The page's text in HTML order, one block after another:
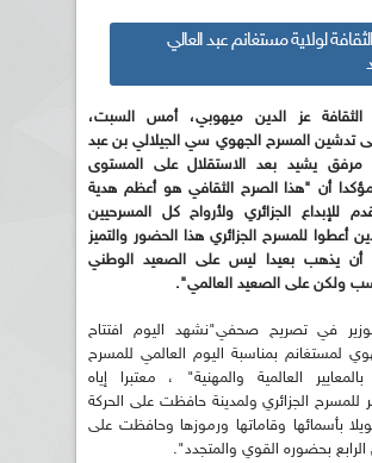
لولاية مستغانم عبد العالي
عز الدين ميهوبي، أمس السبت،
تدشين المسرح الجهوي سي الجيلالي بن عبد
مرفق يشيد بعد الاستقلال على المستوى
أن "هذا الصرح الثقافي هو أعظم هدية
للإبداع الجزائري ولأرواح كل المسرحيين
أعطوا للمسرح الجزائري هذا الحضور والتميز
أن يذهب بعيدا ليس على الصعيد الوطني
ولكن على الصعيد العالمي".
في تصريح صحفي"نشهد اليوم افتتاح
لمستغانم بمناسبة اليوم العالمي للمسرح
العالمية والمهنية" ، معتبرا إياه
الجزائري ولمدينة حافظت على الحركة
بأسمائها وقاماتها ورموزها وحافظت على
الرابع بحضوره القوي والمتجدد".